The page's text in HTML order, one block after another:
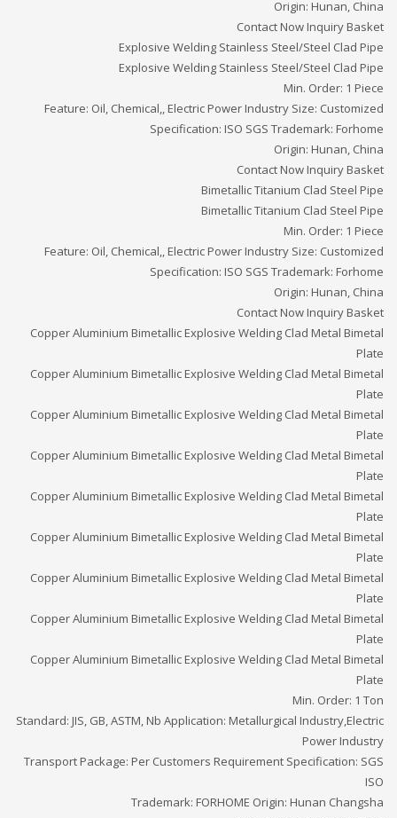
Origin: Hunan, China
Contact Now Inquiry Basket
Explosive Welding Stainless Steel/Steel Clad Pipe
Explosive Welding Stainless Steel/Steel Clad Pipe
Min. Order: 1 Piece
Feature: Oil, Chemical,, Electric Power Industry Size: Customized
Specification: ISO SGS Trademark: Forhome
Origin: Hunan, China
Contact Now Inquiry Basket
Bimetallic Titanium Clad Steel Pipe
Bimetallic Titanium Clad Steel Pipe
Min. Order: 1 Piece
Feature: Oil, Chemical,, Electric Power Industry Size: Customized
Specification: ISO SGS Trademark: Forhome
Origin: Hunan, China
Contact Now Inquiry Basket
Copper Aluminium Bimetallic Explosive Welding Clad Metal Bimetal
Plate
Copper Aluminium Bimetallic Explosive Welding Clad Metal Bimetal
Plate
Copper Aluminium Bimetallic Explosive Welding Clad Metal Bimetal
Plate
Copper Aluminium Bimetallic Explosive Welding Clad Metal Bimetal
Plate
Copper Aluminium Bimetallic Explosive Welding Clad Metal Bimetal
Plate
Copper Aluminium Bimetallic Explosive Welding Clad Metal Bimetal
Plate
Copper Aluminium Bimetallic Explosive Welding Clad Metal Bimetal
Plate
Copper Aluminium Bimetallic Explosive Welding Clad Metal Bimetal
Plate
Copper Aluminium Bimetallic Explosive Welding Clad Metal Bimetal
Plate
Min. Order: 1 Ton
Standard: JIS, GB, ASTM, Nb Application: Metallurgical Industry,Electric
Power Industry
Transport Package: Per Customers Requirement Specification: SGS
ISO
Trademark: FORHOME Origin: Hunan Changsha